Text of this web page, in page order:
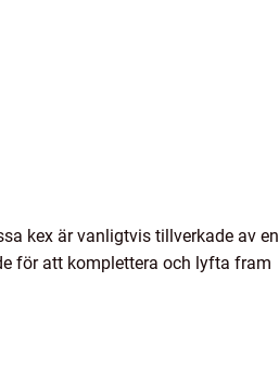
kex är vanligtvis tillverkade av en
för att komplettera och lyfta fram